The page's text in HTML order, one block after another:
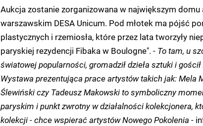
Aukcja zostanie zorganizowana w największym domu
warszawskim DESA Unicum. Pod młotek ma pójść
plastycznych i rzemiosła, które przez lata tworzyły
paryskiej rezydencji Fibaka w Boulogne". - To tam, u
światowej popularności, gromadził dzieła sztuki i
Wystawa prezentująca prace artystów takich jak: Mela
Ślewiński czy Tadeusz Makowski to symboliczny
paryskim i punkt zwrotny w działalności kolekcjonera,
kolekcji - chce wspierać artystów Nowego Pokolenia -